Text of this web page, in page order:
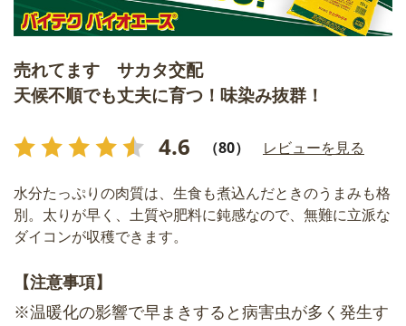
売れてます サカタ交配
天候不順でも丈夫に育つ！味染み抜群！
4.6 （80） レビューを見る
水分たっぷりの肉質は、生食も煮込んだときのうまみも格
別。太りが早く、土質や肥料に鈍感なので、無難に立派な
ダイコンが収穫できます。
【注意事項】
※温暖化の影響で早まきすると病害虫が多く発生す